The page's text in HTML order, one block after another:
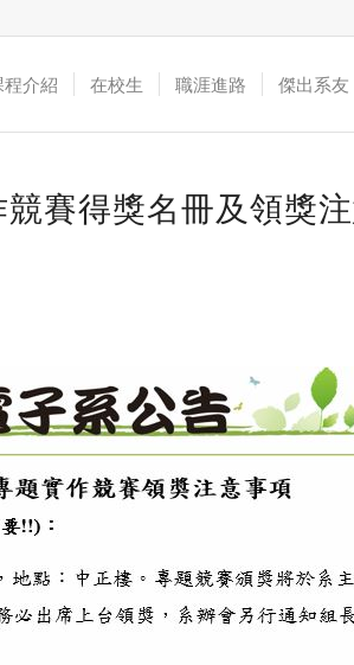
程介紹 在校生 職涯進路 傑出系友
賽得獎名冊及領獎